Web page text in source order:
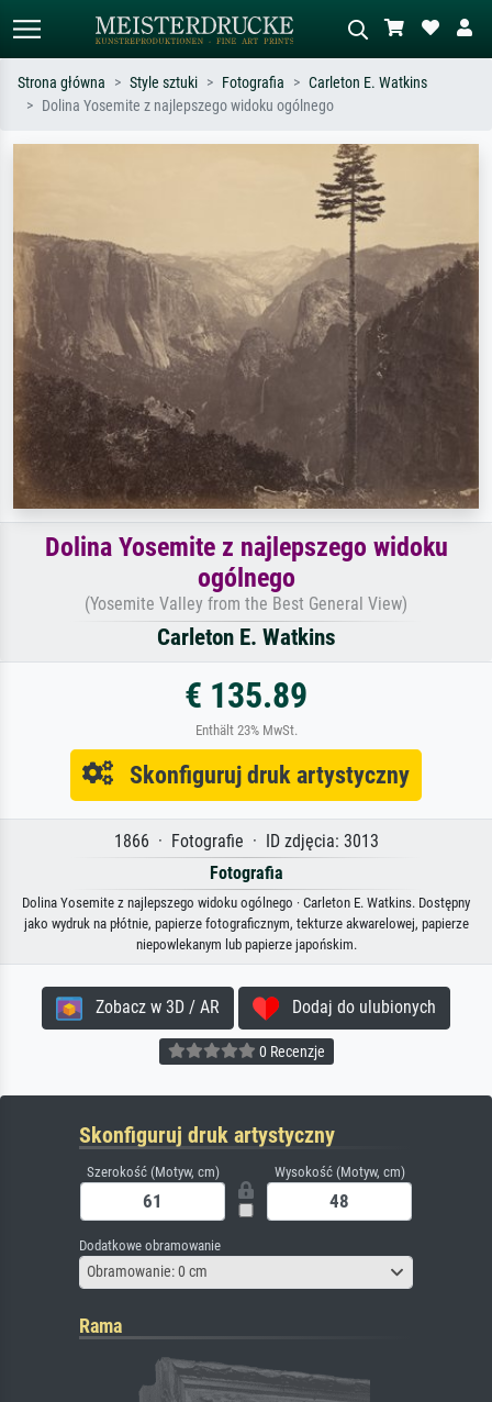
Opisz scenę – np. zielona łąka,
abstrakcja z czerwienią, ciemny olej,
stojący akt obok drzewa.
Strona główna Style sztuki Fotografia
Carleton E. Watkins
Dolina Yosemite z najlepszego widoku ogólnego
Dolina Yosemite z najlepszego widoku
ogólnego
(Yosemite Valley from the Best General View)
Carleton E. Watkins
€ 135.89
Enthält 23% MwSt.
Skonfiguruj druk artystyczny
1866 · Fotografie · ID zdjęcia: 3013
Fotografia
Dolina Yosemite z najlepszego widoku ogólnego · Carleton E. Watkins. Dostępny
jako wydruk na płótnie, papierze fotograficznym, tekturze akwarelowej, papierze
niepowlekanym lub papierze japońskim.
Zobacz w 3D / AR Dodaj do ulubionych
0 Recenzje
Skonfiguruj druk artystyczny
Szerokość (Motyw, cm) Wysokość (Motyw, cm)
Dodatkowe obramowanie
Obramowanie: 0 cm
Rama